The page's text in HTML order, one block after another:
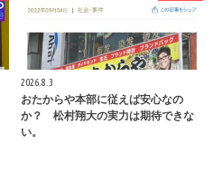
2026.8.3
おたからや本部に従えば安心なの
か？ 松村翔大の実力は期待できな
い。